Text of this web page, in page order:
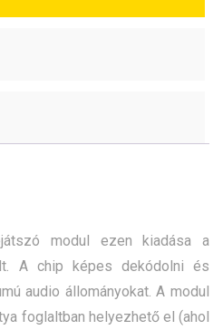
modul ezen kiadása a
A chip képes dekódolni és
audio állományokat. A modul
foglaltban helyezhető el (ahol